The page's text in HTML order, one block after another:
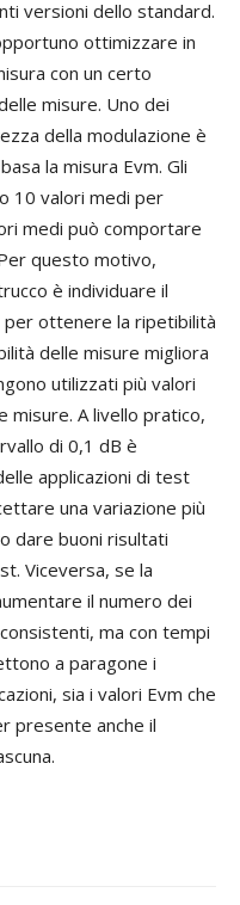
versioni dello standard.
ottimizzare in
con un certo
misure. Uno dei
della modulazione è
la misura Evm. Gli
10 valori medi per
medi può comportare
questo motivo,
è individuare il
per ottenere la ripetibilità
delle misure migliora
utilizzati più valori
misure. A livello pratico,
di 0,1 dB è
applicazioni di test
una variazione più
dare buoni risultati
Viceversa, se la
il numero dei
ma con tempi
a paragone i
sia i valori Evm che
presente anche il